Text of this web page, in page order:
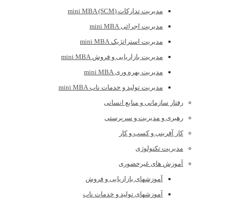
مدیریت تدارکات (mini MBA (SCM
مدیریت اجرائی mini MBA
مدیریت استراتژیک mini MBA
مدیریت بازاریابی و فروش mini MBA
مدیریت بهره وری mini MBA
مدیریت تولید و خدمات ناب mini MBA
رفتار سازمانی و منابع انسانی
رهبری و مدیریت و سرپرستی
کار آفرینی و کسب و کار
مدیریت تکنولوژی
آموزش های غیرحضوری
آموزشهای بازاریابی و فروش
آموزشهای تولید و خدمات ناب